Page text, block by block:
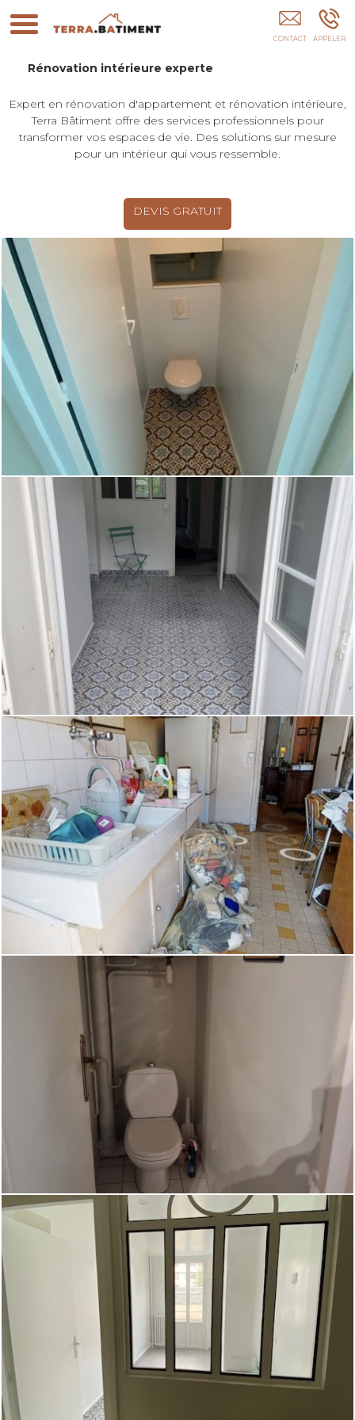
Rénovation intérieure experte
Expert en rénovation d'appartement et rénovation intérieure,
Terra Bâtiment offre des services professionnels pour
transformer vos espaces de vie. Des solutions sur mesure
pour un intérieur qui vous ressemble.
DEVIS GRATUIT